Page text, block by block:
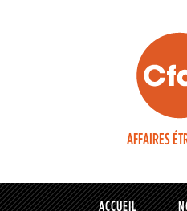
AFFAIRES
ACCUEIL